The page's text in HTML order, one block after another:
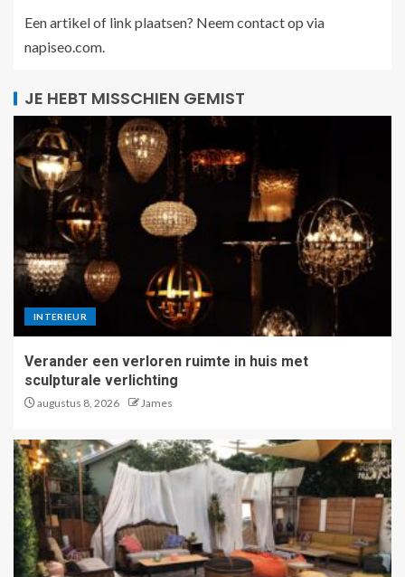
Een artikel of link plaatsen? Neem contact op via
napiseo.com.
JE HEBT MISSCHIEN GEMIST
INTERIEUR
Verander een verloren ruimte in huis met
sculpturale verlichting
augustus 8, 2026 James